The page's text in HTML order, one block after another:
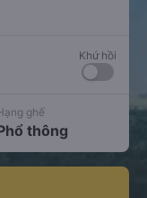
Khứ hồi
ghế
thông